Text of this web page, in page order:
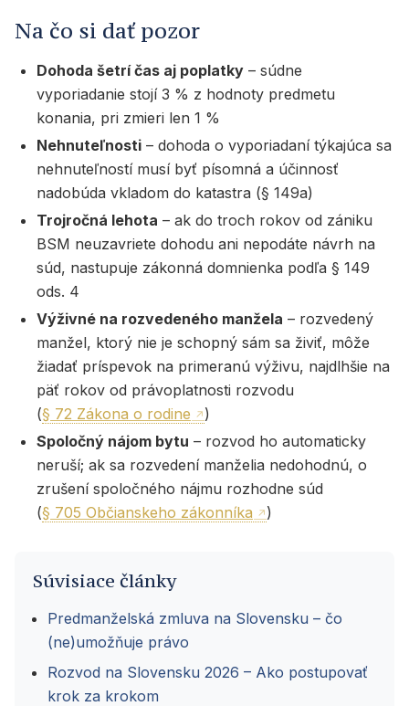
Na čo si dať pozor
Dohoda šetrí čas aj poplatky – súdne
vyporiadanie stojí 3 % z hodnoty predmetu
konania, pri zmieri len 1 %
Nehnuteľnosti – dohoda o vyporiadaní týkajúca sa
nehnuteľností musí byť písomná a účinnosť
nadobúda vkladom do katastra (§ 149a)
Trojročná lehota – ak do troch rokov od zániku
BSM neuzavriete dohodu ani nepodáte návrh na
súd, nastupuje zákonná domnienka podľa § 149
ods. 4
Výživné na rozvedeného manžela – rozvedený
manžel, ktorý nie je schopný sám sa živiť, môže
žiadať príspevok na primeranú výživu, najdlhšie na
päť rokov od právoplatnosti rozvodu
(§ 72 Zákona o rodine
)
Spoločný nájom bytu – rozvod ho automaticky
neruší; ak sa rozvedení manželia nedohodnú, o
zrušení spoločného nájmu rozhodne súd
(§ 705 Občianskeho zákonníka )
Súvisiace články
Predmanželská zmluva na Slovensku – čo
(ne)umožňuje právo
Rozvod na Slovensku 2026 – Ako postupovať
krok za krokom